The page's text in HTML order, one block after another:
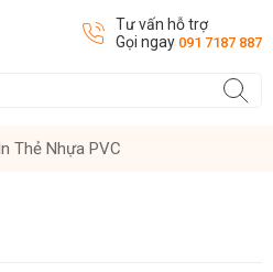
Tư vấn hỗ trợ
Gọi ngay 091 7187 887
In Thẻ Nhựa PVC